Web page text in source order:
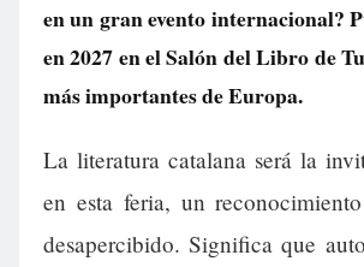
en un gran evento internacional?
en 2027 en el Salón del Libro de
más importantes de Europa.
La literatura catalana será la
en esta feria, un
desapercibido. Significa que